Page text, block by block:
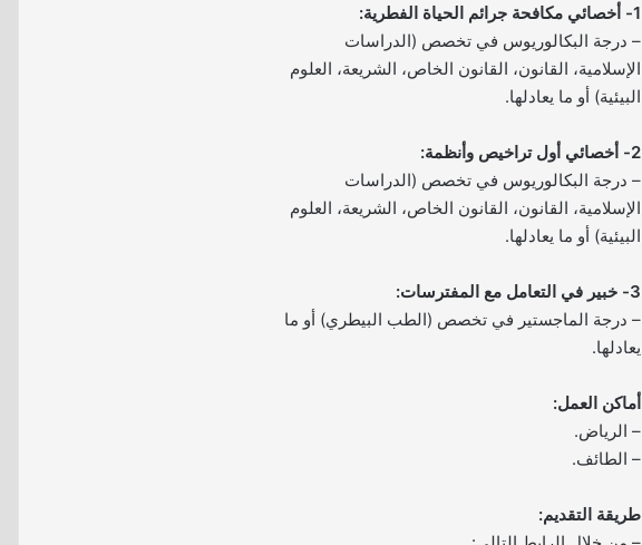
1- أخصائي مكافحة جرائم الحياة الفطرية:
– درجة البكالوريوس في تخصص (الدراسات
الإسلامية، القانون، القانون الخاص، الشريعة، العلوم
البيئية) أو ما يعادلها.
2- أخصائي أول تراخيص وأنظمة:
– درجة البكالوريوس في تخصص (الدراسات
الإسلامية، القانون، القانون الخاص، الشريعة، العلوم
البيئية) أو ما يعادلها.
3- خبير في التعامل مع المفترسات:
– درجة الماجستير في تخصص (الطب البيطري) أو ما
يعادلها.
أماكن العمل:
– الرياض.
– الطائف.
طريقة التقديم: